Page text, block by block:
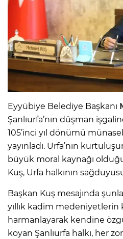
Eyyübiye Belediye Başkanı
Şanlıurfa’nın düşman
105’inci yıl dönümü
yayınladı. Urfa’nın
büyük moral kaynağı
Kuş, Urfa halkının
Başkan Kuş mesajında
yıllık kadim
harmanlayarak kendine
koyan Şanlıurfa halkı, her